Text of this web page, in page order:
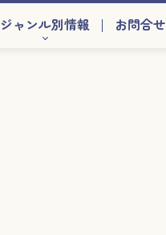
ジャンル別情報 お問合せ